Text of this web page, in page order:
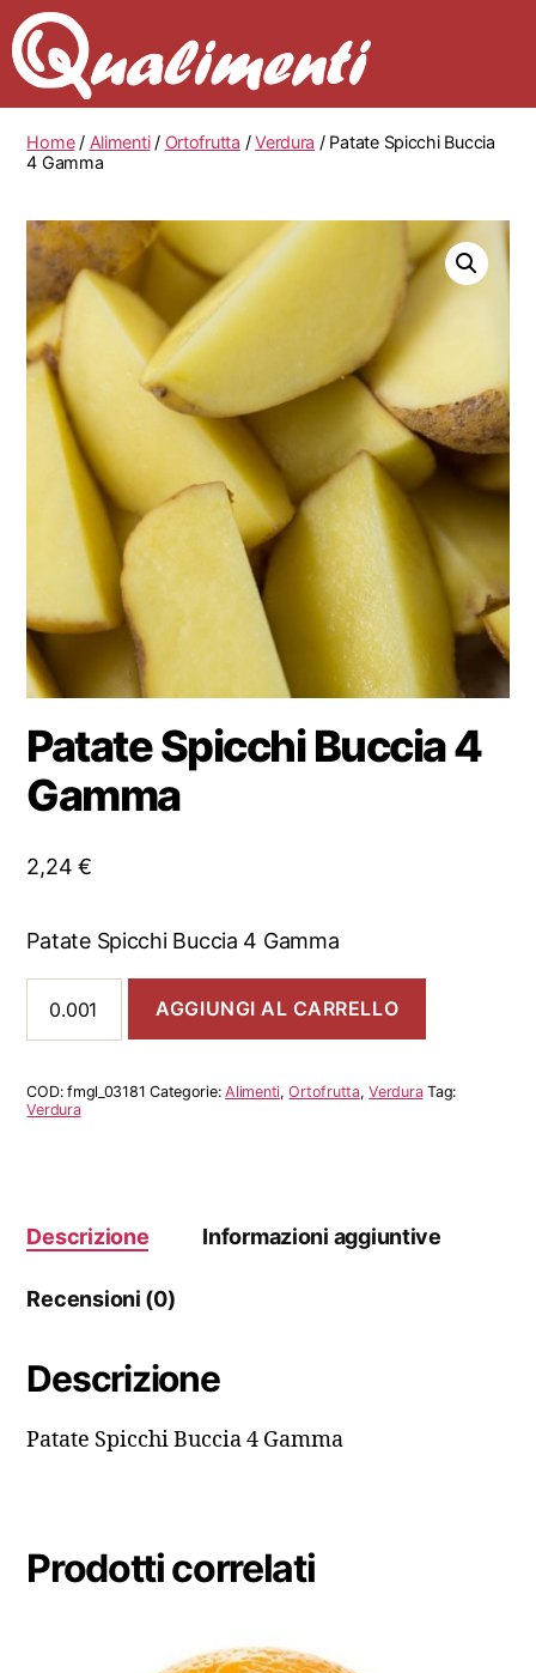
Home/ Alimenti/ Ortofrutta /Verdura / Patate Spicchi Buccia
4 Gamma
Patate Spicchi Buccia 4
Gamma
2,24€
Patate Spicchi Buccia 4 Gamma
Spicchi
Buccia
Gamma
quantità
AGGIUNGI AL CARRELLO
COD:fmgl_03181 Categorie:Alimenti,Ortofrutta,Verdura Tag:
Verdura
Descrizione Informazioni aggiuntive
Recensioni (0)
Descrizione
Patate Spicchi Buccia 4 Gamma
Prodotti correlati